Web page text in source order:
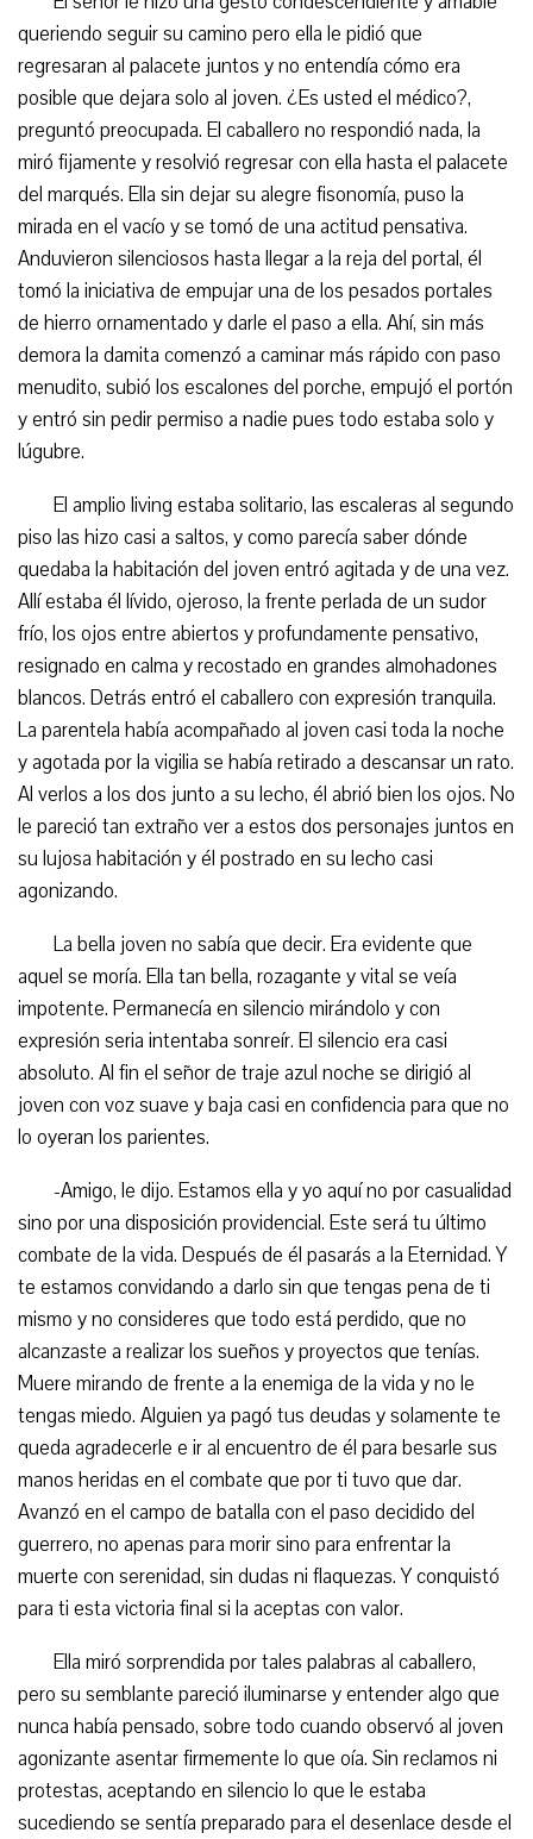
queriendo seguir su camino pero ella le pidió que
regresaran al palacete juntos y no entendía cómo era
posible que dejara solo al joven. ¿Es usted el médico?,
preguntó preocupada. El caballero no respondió nada, la
miró fijamente y resolvió regresar con ella hasta el palacete
del marqués. Ella sin dejar su alegre fisonomía, puso la
mirada en el vacío y se tomó de una actitud pensativa.
Anduvieron silenciosos hasta llegar a la reja del portal, él
tomó la iniciativa de empujar una de los pesados portales
de hierro ornamentado y darle el paso a ella. Ahí, sin más
demora la damita comenzó a caminar más rápido con paso
menudito, subió los escalones del porche, empujó el portón
y entró sin pedir permiso a nadie pues todo estaba solo y
lúgubre.
El amplio living estaba solitario, las escaleras al segundo
piso las hizo casi a saltos, y como parecía saber dónde
quedaba la habitación del joven entró agitada y de una vez.
Allí estaba él lívido, ojeroso, la frente perlada de un sudor
frío, los ojos entre abiertos y profundamente pensativo,
resignado en calma y recostado en grandes almohadones
blancos. Detrás entró el caballero con expresión tranquila.
La parentela había acompañado al joven casi toda la noche
y agotada por la vigilia se había retirado a descansar un rato.
Al verlos a los dos junto a su lecho, él abrió bien los ojos. No
le pareció tan extraño ver a estos dos personajes juntos en
su lujosa habitación y él postrado en su lecho casi
agonizando.
La bella joven no sabía que decir. Era evidente que
aquel se moría. Ella tan bella, rozagante y vital se veía
impotente. Permanecía en silencio mirándolo y con
expresión seria intentaba sonreír. El silencio era casi
absoluto. Al fin el señor de traje azul noche se dirigió al
joven con voz suave y baja casi en confidencia para que no
lo oyeran los parientes.
-Amigo, le dijo. Estamos ella y yo aquí no por casualidad
sino por una disposición providencial. Este será tu último
combate de la vida. Después de él pasarás a la Eternidad. Y
te estamos convidando a darlo sin que tengas pena de ti
mismo y no consideres que todo está perdido, que no
alcanzaste a realizar los sueños y proyectos que tenías.
Muere mirando de frente a la enemiga de la vida y no le
tengas miedo. Alguien ya pagó tus deudas y solamente te
queda agradecerle e ir al encuentro de él para besarle sus
manos heridas en el combate que por ti tuvo que dar.
Avanzó en el campo de batalla con el paso decidido del
guerrero, no apenas para morir sino para enfrentar la
muerte con serenidad, sin dudas ni flaquezas. Y conquistó
para ti esta victoria final si la aceptas con valor.
Ella miró sorprendida por tales palabras al caballero,
pero su semblante pareció iluminarse y entender algo que
nunca había pensado, sobre todo cuando observó al joven
agonizante asentar firmemente lo que oía. Sin reclamos ni
protestas, aceptando en silencio lo que le estaba
sucediendo se sentía preparado para el desenlace desde el